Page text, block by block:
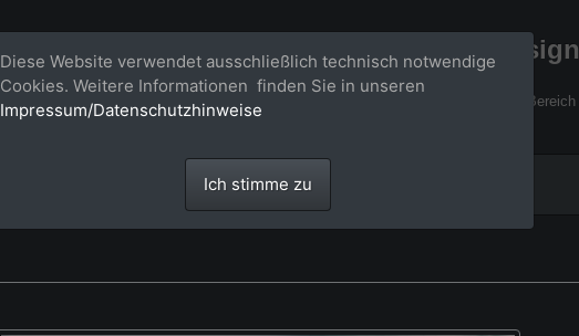
Bildagentur für großformatige
Großformatige Bilder - über 100 Meter große 'largeformat' Fotos im Gigapixel Bereich
Diese Website verwendet ausschließlich technisch notwendige
Cookies. Weitere Informationen finden Sie in unseren
Impressum/Datenschutzhinweise
Ich stimme zu